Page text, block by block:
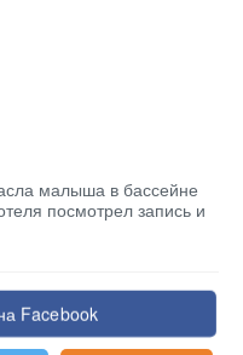
малыша в бассейне
посмотрел запись и
Facebook